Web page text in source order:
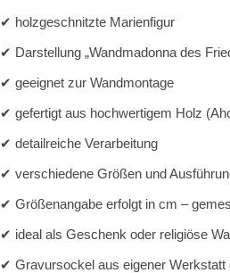
✔ holzgeschnitzte Marienfigur
✔ Darstellung „Wandmadonna des
✔ geeignet zur Wandmontage
✔ gefertigt aus hochwertigem Holz
✔ detailreiche Verarbeitung
✔ verschiedene Größen und
✔ Größenangabe erfolgt in cm –
✔ ideal als Geschenk oder religiöse
✔ Gravursockel aus eigener Werkstatt